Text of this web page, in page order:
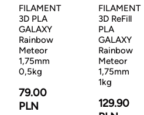
FILAMENT
3D PLA
GALAXY
Rainbow
Meteor
1,75mm
0,5kg
79.00
PLN
FILAMENT
3D ReFill
PLA
GALAXY
Rainbow
Meteor
1,75mm
1kg
129.90